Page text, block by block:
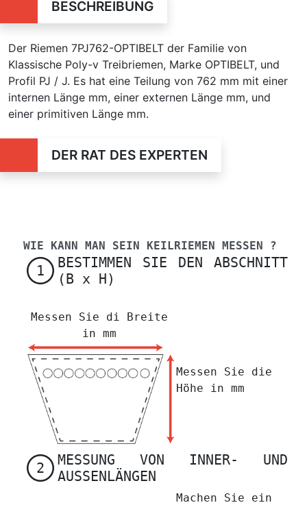
BESCHREIBUNG
Der Riemen 7PJ762-OPTIBELT der Familie von
Klassische Poly-v Treibriemen, Marke OPTIBELT, und
Profil PJ / J. Es hat eine Teilung von 762 mm mit einer
internen Länge mm, einer externen Länge mm, und
einer primitiven Länge mm.
DER RAT DES EXPERTEN
WIE KANN MAN SEIN KEILRIEMEN MESSEN ?
1
BESTIMMEN SIE DEN ABSCHNITT
(B x H)
Messen Sie di Breite
in mm
Messen Sie die
Höhe in mm
2
MESSUNG VON INNER- UND
AUSSENLÄNGEN
Machen Sie ein